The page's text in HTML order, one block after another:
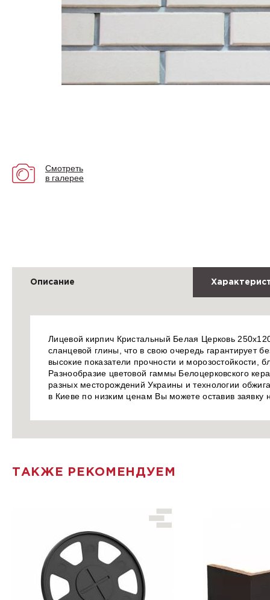
Смотреть
в галерее
Описание
Лицевой кирпич Кристальный Белая Церковь
сланцевой глины, что в свою очередь гарантирует
высокие показатели прочности и морозостойкости,
Разнообразие цветовой гаммы Белоцерковского
разных месторождений Украины и технологии
в Киеве по низким ценам Вы можете оставив
ТАКЖЕ РЕКОМЕНДУЕМ